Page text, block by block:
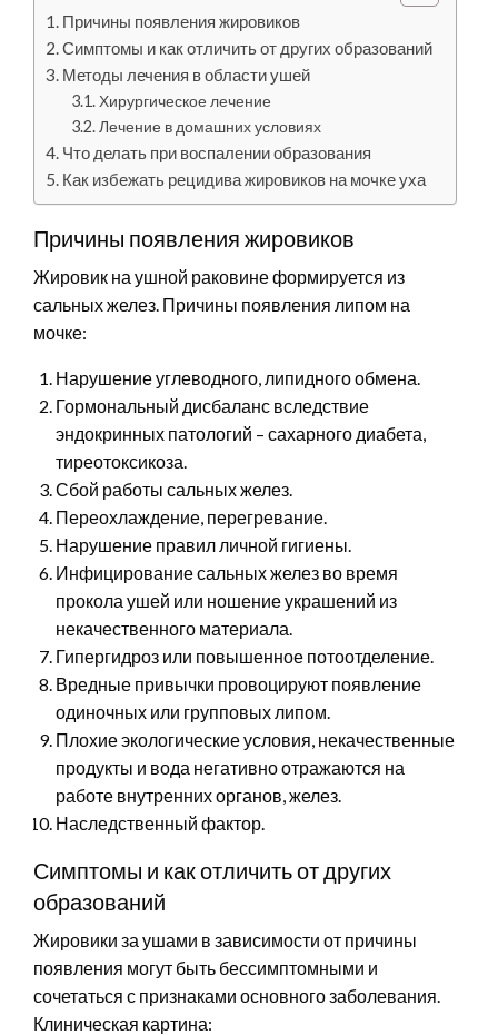
Причины появления жировиков
Симптомы и как отличить от других образований
Методы лечения в области ушей
Хирургическое лечение
Лечение в домашних условиях
Что делать при воспалении образования
Как избежать рецидива жировиков на мочке уха
Причины появления жировиков
Жировик на ушной раковине формируется из
сальных желез. Причины появления липом на
мочке:
Нарушение углеводного, липидного обмена.
Гормональный дисбаланс вследствие
эндокринных патологий – сахарного диабета,
тиреотоксикоза.
Сбой работы сальных желез.
Переохлаждение, перегревание.
Нарушение правил личной гигиены.
Инфицирование сальных желез во время
прокола ушей или ношение украшений из
некачественного материала.
Гипергидроз или повышенное потоотделение.
Вредные привычки провоцируют появление
одиночных или групповых липом.
Плохие экологические условия, некачественные
продукты и вода негативно отражаются на
работе внутренних органов, желез.
Наследственный фактор.
Симптомы и как отличить от других
образований
Жировики за ушами в зависимости от причины
появления могут быть бессимптомными и
сочетаться с признаками основного заболевания.
Клиническая картина: